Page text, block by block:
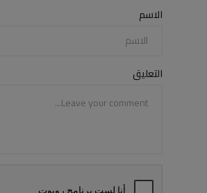
الاسم
التعليق